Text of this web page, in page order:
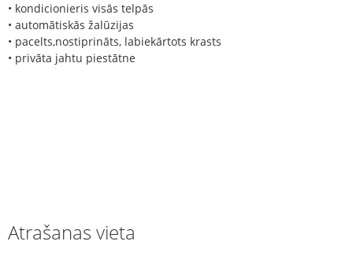
• kondicionieris visās telpās
• automātiskās žalūzijas
• pacelts,nostiprināts, labiekārtots krasts
• privāta jahtu piestātne
Atrašanas vieta